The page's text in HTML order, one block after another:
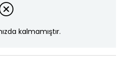
kalmamıştır.